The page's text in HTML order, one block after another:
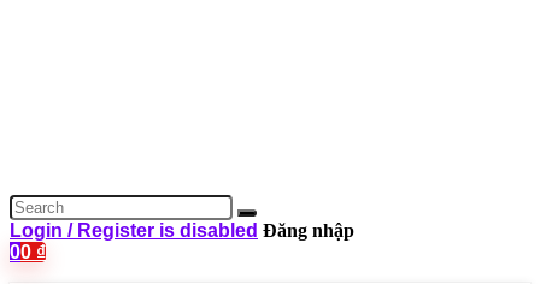
Login / Register is disabled Đăng nhập
00 ₫